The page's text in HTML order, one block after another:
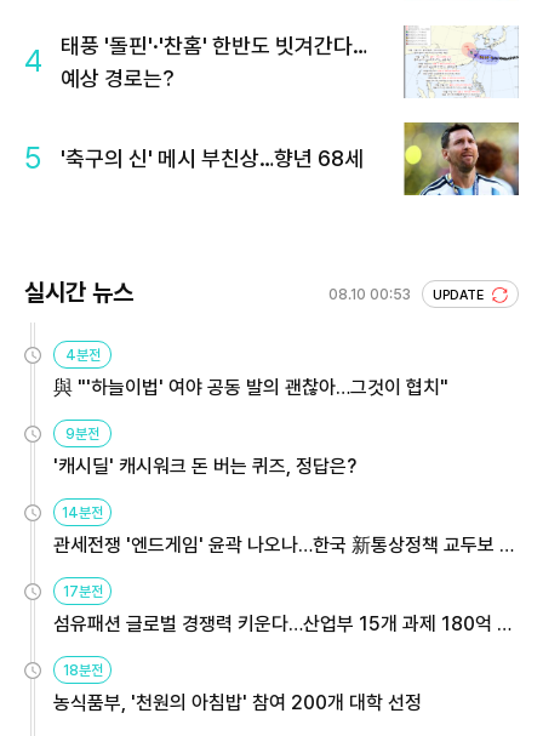
4
태풍 '돌핀'·'찬홈' 한반도 빗겨간다…
예상 경로는?
5 '축구의 신' 메시 부친상…향년 68세
실시간 뉴스 08.10 00:53 UPDATE
4분전
與 "'하늘이법' 여야 공동 발의 괜찮아…그것이 협치"
9분전
'캐시딜' 캐시워크 돈 버는 퀴즈, 정답은?
14분전
관세전쟁 '엔드게임' 윤곽 나오나…한국 新통상정책 교두보 활
17분전
섬유패션 글로벌 경쟁력 키운다…산업부 15개 과제 180억 지
18분전
농식품부, '천원의 아침밥' 참여 200개 대학 선정